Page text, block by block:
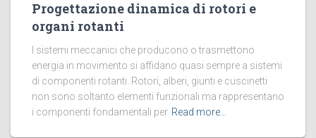
Progettazione dinamica di rotori e
organi rotanti
I sistemi meccanici che producono o trasmettono
energia in movimento si affidano quasi sempre a sistemi
di componenti rotanti. Rotori, alberi, giunti e cuscinetti
non sono soltanto elementi funzionali ma rappresentano
i componenti fondamentali per Read more…